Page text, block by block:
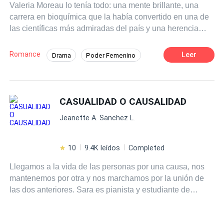
Valeria Moreau lo tenía todo: una mente brillante, una
carrera en bioquímica que la había convertido en una de
las científicas más admiradas del país y una herencia
preocupaciones. Pero su mundo perfecto se derrumba
cuando su esposo —el hombre en quien más confiaba—
desesperación, decide acabar con su vida… hasta que,
en la oscuridad de un puente, se cruza con otro
desconocido que, como ella, está listo para saltar.
enigmático que también ha perdido su propósito. Esa
entre el cinismo y la desesperanza, la ironía y el llanto, la
vida y la muerte. Entre insultos, confesiones y silencios
incómodos, ambos descubren que tienen más en común
Romance Drama Poder Femenino
Esposo en Coma Infidelidad Divorcio
Leer
CASUALIDAD O CAUSALIDAD
Jeanette A. Sanchez L.
10 9.4K leídos Completed
Llegamos a la vida de las personas por una causa, nos
mantenemos por otra y nos marchamos por la unión de
las dos anteriores. Sara es pianista y estudiante de